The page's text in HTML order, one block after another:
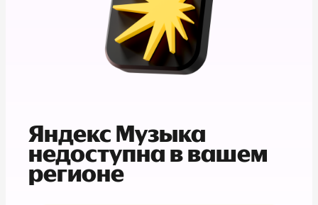
Яндекс Музыка
недоступна в вашем
регионе